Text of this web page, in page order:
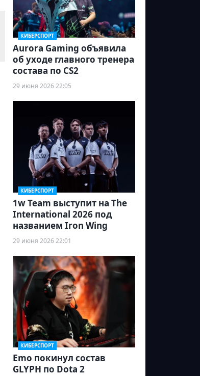
КИБЕРСПОРТ
Aurora Gaming объявила
об уходе главного тренера
состава по CS2
29 июня 2026 22:05
КИБЕРСПОРТ
1w Team выступит на The
International 2026 под
названием Iron Wing
29 июня 2026 22:01
КИБЕРСПОРТ
Emo покинул состав
GLYPH по Dota 2